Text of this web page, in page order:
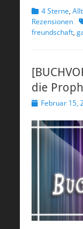
Kategorien
4 Sterne,
Rezensionen
freundschaft,
die
Veröffentlicht
Februar 15,